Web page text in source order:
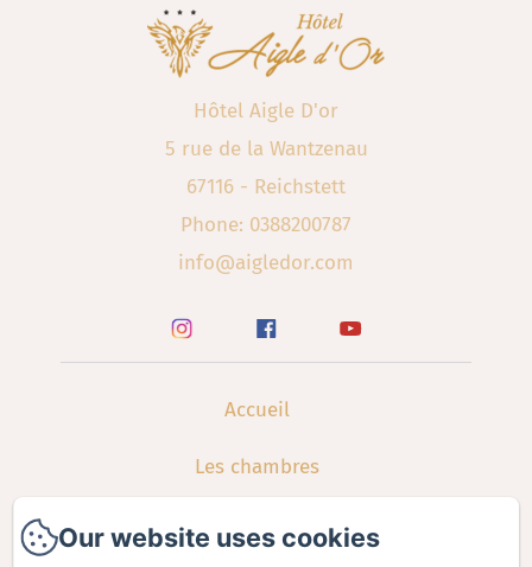
Hôtel Aigle D'or
5 rue de la Wantzenau
67116 - Reichstett
Phone: 0388200787
info@aigledor.com
Accueil
Les chambres
Our website uses cookies